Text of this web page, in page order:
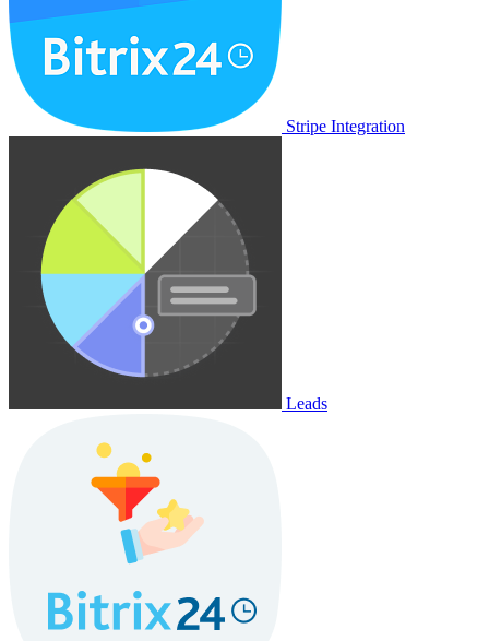
Stripe Integration
Leads